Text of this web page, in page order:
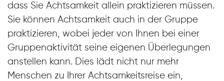
dass Sie Achtsamkeit allein praktizieren müssen.
Sie können Achtsamkeit auch in der Gruppe
praktizieren, wobei jeder von Ihnen bei einer
Gruppenaktivität seine eigenen Überlegungen
anstellen kann. Dies lädt nicht nur mehr
Menschen zu Ihrer Achtsamkeitsreise ein,